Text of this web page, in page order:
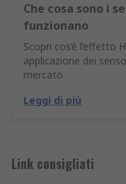
Che cosa sono i
funzionano
Scopri cos’è l’effetto
applicazione dei
mercato.
Leggi di più
Link consigliati